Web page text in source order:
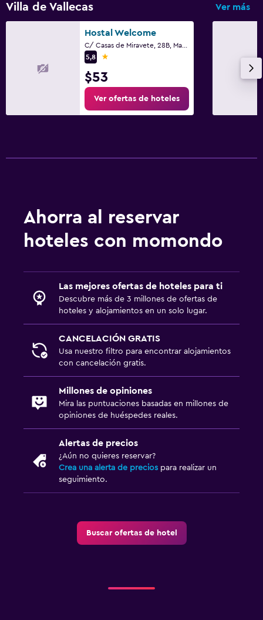
Villa de Vallecas Ver más
Hostal Welcome
5,8
1 estrella
$53
Ver ofertas de hoteles
Ahorra al reservar
hoteles con momondo
Las mejores ofertas de hoteles para ti
Descubre más de 3 millones de ofertas de
hoteles y alojamientos en un solo lugar.
CANCELACIÓN GRATIS
Usa nuestro filtro para encontrar alojamientos
con cancelación gratis.
Millones de opiniones
Mira las puntuaciones basadas en millones de
opiniones de huéspedes reales.
Alertas de precios
¿Aún no quieres reservar?
Crea una alerta de precios para realizar un
seguimiento.
Buscar ofertas de hotel